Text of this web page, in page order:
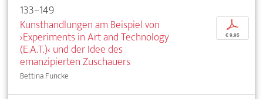
133–149
Kunsthandlungen am Beispiel von
›Experiments in Art and Technology
(E.A.T.)‹ und der Idee des
emanzipierten Zuschauers
Bettina Funcke
p
€ 9,95